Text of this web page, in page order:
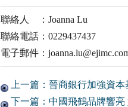
聯絡人 ：Joanna Lu
聯絡電話：0229437437
電子郵件：
上一篇：晉商銀行加強資本
下一篇：中國飛鶴品牌響亮